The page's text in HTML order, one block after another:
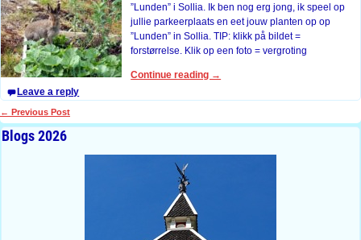
”Lunden” i Sollia. Ik ben nog erg jong, ik speel op
jullie parkeerplaats en eet jouw planten op op
”Lunden” in Sollia. TIP: klikk på bildet =
forstørrelse. Klik op een foto = vergroting
Continue reading →
Leave a reply
Post navigation
← Previous Post
Blogs 2026